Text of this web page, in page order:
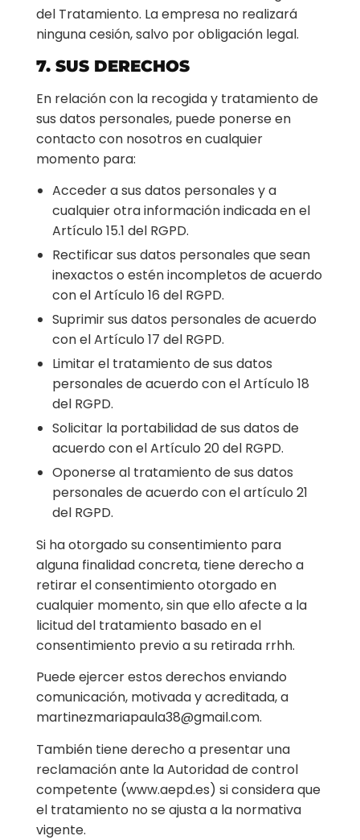
del Tratamiento. La empresa no realizará
ninguna cesión, salvo por obligación legal.
7. SUS DERECHOS
En relación con la recogida y tratamiento de
sus datos personales, puede ponerse en
contacto con nosotros en cualquier
momento para:
Acceder a sus datos personales y a
cualquier otra información indicada en el
Artículo 15.1 del RGPD.
Rectificar sus datos personales que sean
inexactos o estén incompletos de acuerdo
con el Artículo 16 del RGPD.
Suprimir sus datos personales de acuerdo
con el Artículo 17 del RGPD.
Limitar el tratamiento de sus datos
personales de acuerdo con el Artículo 18
del RGPD.
Solicitar la portabilidad de sus datos de
acuerdo con el Artículo 20 del RGPD.
Oponerse al tratamiento de sus datos
personales de acuerdo con el artículo 21
del RGPD.
Si ha otorgado su consentimiento para
alguna finalidad concreta, tiene derecho a
retirar el consentimiento otorgado en
cualquier momento, sin que ello afecte a la
licitud del tratamiento basado en el
consentimiento previo a su retirada rrhh.
Puede ejercer estos derechos enviando
comunicación, motivada y acreditada, a
martinezmariapaula38@gmail.com.
También tiene derecho a presentar una
reclamación ante la Autoridad de control
competente (www.aepd.es) si considera que
el tratamiento no se ajusta a la normativa
vigente.